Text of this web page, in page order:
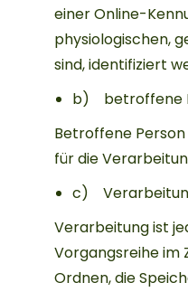
einer Online-
physiologischen,
sind, identifiziert
b) betroffene
Betroffene
für die
c)
Verarbeitung ist
Vorgangsreihe im
Ordnen, die